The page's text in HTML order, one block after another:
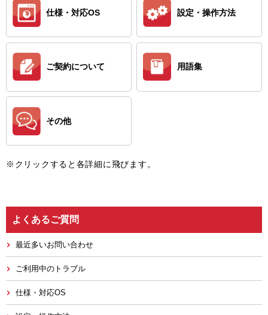
仕様・対応OS 設定・操作方法
ご契約について 用語集
その他
※クリックすると各詳細に飛びます。
よくあるご質問
最近多いお問い合わせ
ご利用中のトラブル
仕様・対応OS